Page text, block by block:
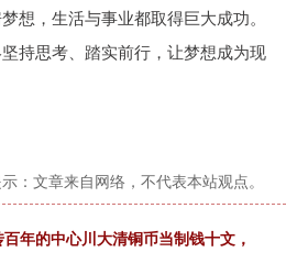
想，生活与事业都取得巨大成功。
持思考、踏实前行，让梦想成为现
：文章来自网络，不代表本站观点。
年的中心川大清铜币当制钱十文，